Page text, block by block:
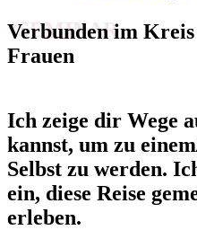
*SEMINAR
Verbunden im
Frauen
Ich zeige dir Wege
kannst, um zu
Selbst zu werden.
ein, diese Reise
erleben.